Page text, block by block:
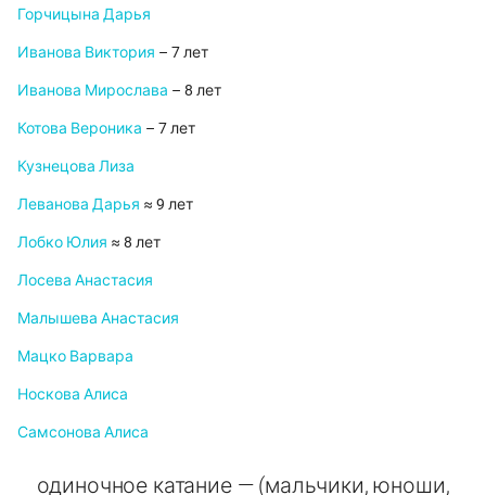
Горчицына Дарья
Иванова Виктория – 7 лет
Иванова Мирослава – 8 лет
Котова Вероника – 7 лет
Кузнецова Лиза
Леванова Дарья ≈ 9 лет
Лобко Юлия ≈ 8 лет
Лосева Анастасия
Малышева Анастасия
Мацко Варвара
Носкова Алиса
Самсонова Алиса
одиночное катание — (мальчики, юноши,